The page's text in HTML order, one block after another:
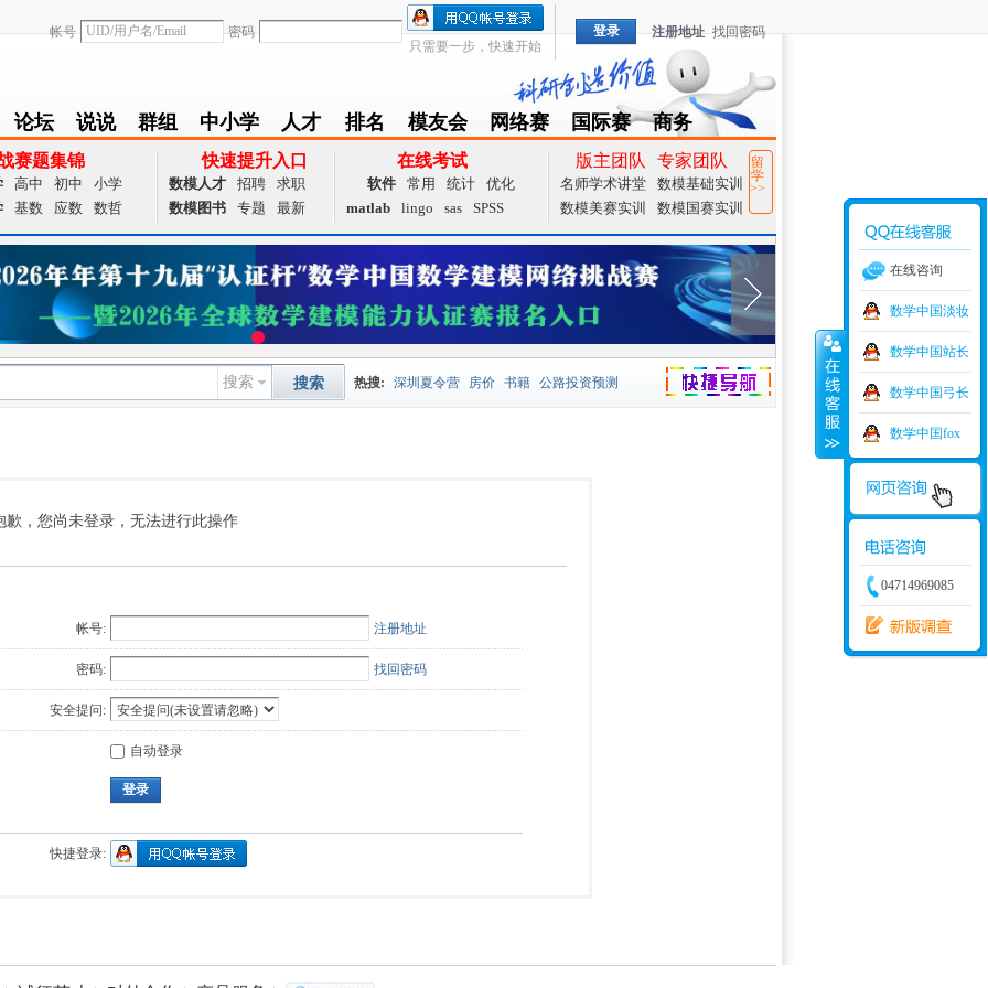
帐号
密码
只需要一步，快速开始
登录 注册地址 找回密码
论坛
BBS
说说
Follow
群组
group
中小学
zxx
人才
achieve
排名
Ranklist
模友会
Club
网络赛
TZMCM
国际赛
CAMCM
商务
Special
赛题集锦
高中 初中
小学
基数 应数 数哲
快速提升入口
数模人才 招聘
求职
数模图书
专题 最新
在线考试
软件 常用 统计
优化
matlab
lingo sas SPSS
版主团队 专家团队
名师学术讲堂
数模基础实训
数模美赛实训
数模国赛实训
留
学
>>
捷导航
搜索 搜索 热搜: 深圳夏令营 房价 书籍 公路投资预测
歉，您尚未登录，无法进行此操作
帐号: 注册地址
密码: 找回密码
安全提问:
自动登录
登录
快捷登录:
在线咨询
数学中国淡妆
数学中国站长
数学中国弓长
数学中国fox
04714969085